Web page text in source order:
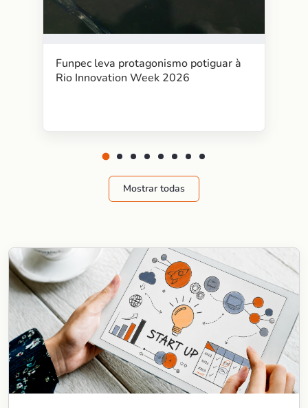
Funpec leva protagonismo potiguar à
Rio Innovation Week 2026
Mostrar todas